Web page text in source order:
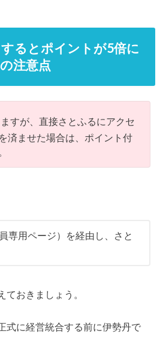
るとポイントが5倍に
注意点
すが、直接さとふるにアクセ
済ませた場合は、ポイント付
専用ページ）を経由し、さと
おきましょう。
式に経営統合する前に伊勢丹で